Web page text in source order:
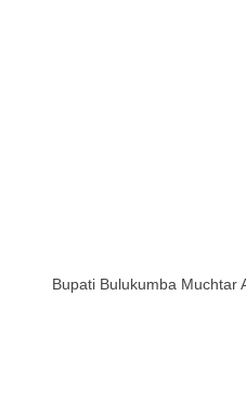
Bupati Bulukumba Muchtar